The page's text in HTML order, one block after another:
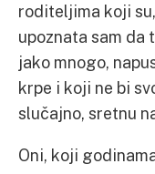
roditeljima koji
upoznata sam da
jako mnogo,
krpe i koji ne bi
slučajno, sretnu
Oni, koji